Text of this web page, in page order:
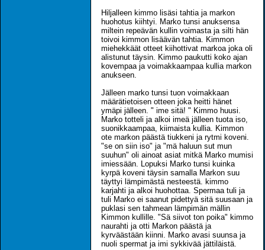
Hiljalleen kimmo lisäsi tahtia ja markon
huohotus kiihtyi. Marko tunsi anuksensa
miltein repeävän kullin voimasta ja silti hän
toivoi kimmon lisäävän tahtia. Kimmon
miehekkäät otteet kiihottivat markoa joka oli
alistunut täysin. Kimmo paukutti koko ajan
kovempaa ja voimakkaampaa kullia markon
anukseen.
Jälleen marko tunsi tuon voimakkaan
määrätietoisen otteen joka heitti hänet
ymäpi jälleen. " ime sitä! " Kimmo huusi.
Marko totteli ja alkoi imeä jälleen tuota iso,
suonikkaampaa, kiimaista kullia. Kimmon
ote markon päästä tiukkeni ja rytmi koveni.
"se on siin iso" ja "mä haluun sut mun
suuhun" oli ainoat asiat mitkä Marko mumisi
imiessään. Lopuksi Marko tunsi kuinka
kyrpä koveni täysin samalla Markon suu
täyttyi lämpimästä nesteestä. kimmo
karjahti ja alkoi huohottaa. Spermaa tuli ja
tuli Marko ei saanut pidettyä sitä suusaan ja
puklasi sen tahmean lämpimän mällin
Kimmon kullille. "Sä siivot ton poika" kimmo
naurahti ja otti Markon päästä ja
kyrväästään kiinni. Marko avasi suunsa ja
nuoli spermat ja imi sykkivää jättiläistä.